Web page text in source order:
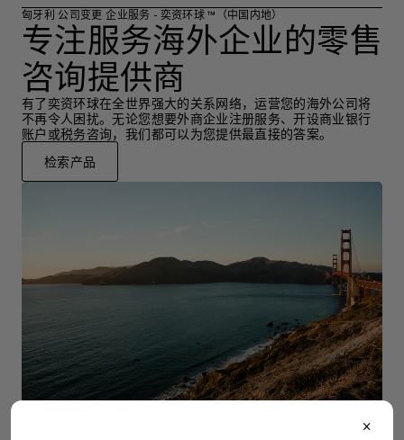
匈牙利 公司变更 企业服务 - 奕资环球 ™（中国内地）
专注服务海外企业的零售
咨询提供商
有了奕资环球在全世界强大的关系网络，运营您的海外公司将
不再令人困扰。无论您想要外商企业注册服务、开设商业银行
账户或税务咨询，我们都可以为您提供最直接的答案。
检索产品
close